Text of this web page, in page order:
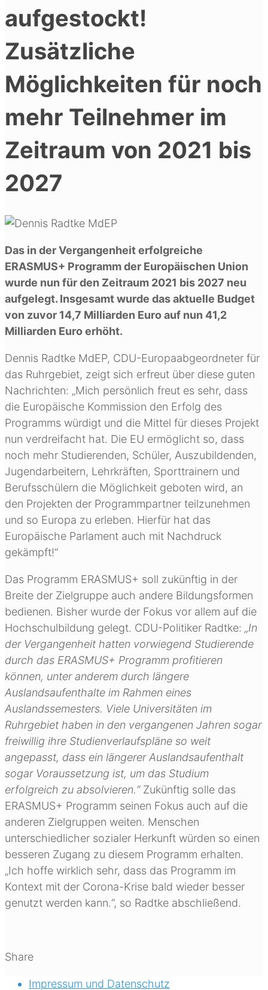
aufgestockt!
Zusätzliche
Möglichkeiten für noch
mehr Teilnehmer im
Zeitraum von 2021 bis
2027
Das in der Vergangenheit erfolgreiche
ERASMUS+ Programm der Europäischen Union
wurde nun für den Zeitraum 2021 bis 2027 neu
aufgelegt. Insgesamt wurde das aktuelle Budget
von zuvor 14,7 Milliarden Euro auf nun 41,2
Milliarden Euro erhöht.
Dennis Radtke MdEP, CDU-Europaabgeordneter für
das Ruhrgebiet, zeigt sich erfreut über diese guten
Nachrichten: „Mich persönlich freut es sehr, dass
die Europäische Kommission den Erfolg des
Programms würdigt und die Mittel für dieses Projekt
nun verdreifacht hat. Die EU ermöglicht so, dass
noch mehr Studierenden, Schüler, Auszubildenden,
Jugendarbeitern, Lehrkräften, Sporttrainern und
Berufsschülern die Möglichkeit geboten wird, an
den Projekten der Programmpartner teilzunehmen
und so Europa zu erleben. Hierfür hat das
Europäische Parlament auch mit Nachdruck
gekämpft!“
Das Programm ERASMUS+ soll zukünftig in der
Breite der Zielgruppe auch andere Bildungsformen
bedienen. Bisher wurde der Fokus vor allem auf die
Hochschulbildung gelegt. CDU-Politiker Radtke: „In
der Vergangenheit hatten vorwiegend Studierende
durch das ERASMUS+ Programm profitieren
können, unter anderem durch längere
Auslandsaufenthalte im Rahmen eines
Auslandssemesters. Viele Universitäten im
Ruhrgebiet haben in den vergangenen Jahren sogar
freiwillig ihre Studienverlaufspläne so weit
angepasst, dass ein längerer Auslandsaufenthalt
sogar Voraussetzung ist, um das Studium
erfolgreich zu absolvieren.“Zukünftig solle das
ERASMUS+ Programm seinen Fokus auch auf die
anderen Zielgruppen weiten. Menschen
unterschiedlicher sozialer Herkunft würden so einen
besseren Zugang zu diesem Programm erhalten.
„Ich hoffe wirklich sehr, dass das Programm im
Kontext mit der Corona-Krise bald wieder besser
genutzt werden kann.“, so Radtke abschließend.
Share
Impressum und Datenschutz